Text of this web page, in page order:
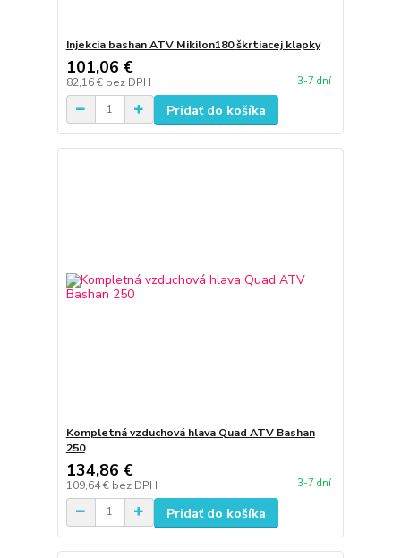
Injekcia bashan ATV Mikilon180 škrtiacej klapky
101,06 €
82,16 € bez DPH 3-7 dní
Pridať do košíka
Kompletná vzduchová hlava Quad ATV Bashan
250
134,86 €
109,64 € bez DPH 3-7 dní
Pridať do košíka